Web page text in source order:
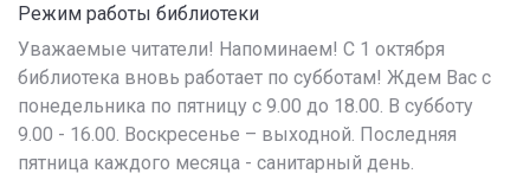
Режим работы библиотеки
Уважаемые читатели! Напоминаем! С 1 октября
библиотека вновь работает по субботам! Ждем Вас с
понедельника по пятницу с 9.00 до 18.00. В субботу
9.00 - 16.00. Воскресенье – выходной. Последняя
пятница каждого месяца - санитарный день.